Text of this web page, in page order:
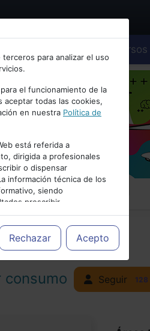
Cancelar
Cursos
para analizar el uso
el funcionamiento de la
todas las cookies,
en nuestra Política de
está referida a
dirigida a profesionales
o dispensar
información técnica de los
siendo
prescribir
el tratamiento más
Rechazar Acepto
Seguir 128